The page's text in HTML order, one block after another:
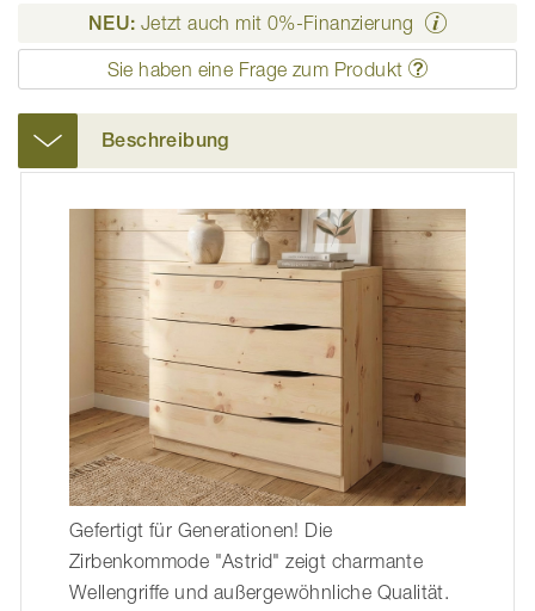
NEU: Jetzt auch mit 0%-Finanzierung
Sie haben eine Frage zum Produkt
Beschreibung
Gefertigt für Generationen! Die
Zirbenkommode "Astrid" zeigt charmante
Wellengriffe und außergewöhnliche Qualität.